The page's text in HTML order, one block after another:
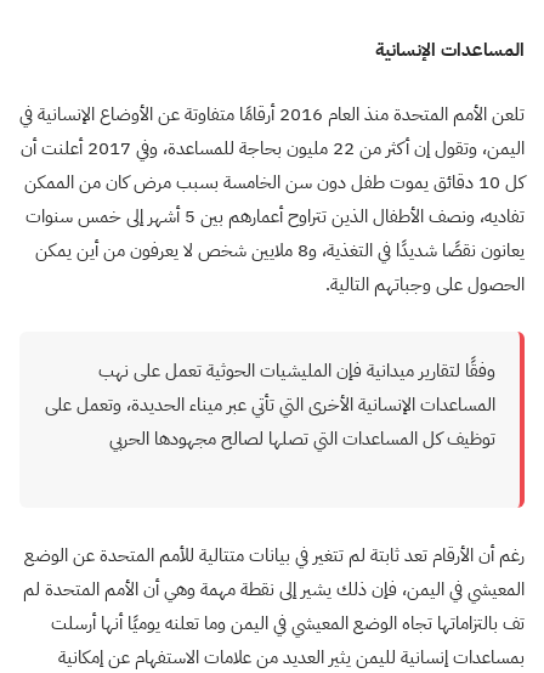
المساعدات الإنسانية
تلعن الأمم المتحدة منذ العام 2016 أرقامًا متفاوتة عن الأوضاع الإنسانية في
اليمن، وتقول إن أكثر من 22 مليون بحاجة للمساعدة، وفي 2017 أعلنت أن
كل 10 دقائق يموت طفل دون سن الخامسة بسبب مرض كان من الممكن
تفاديه، ونصف الأطفال الذين تتراوح أعمارهم بين 5 أشهر إلى خمس سنوات
يعانون نقصًا شديدًا في التغذية، و8 ملايين شخص لا يعرفون من أين يمكن
الحصول على وجباتهم التالية.
وفقًا لتقارير ميدانية فإن المليشيات الحوثية تعمل على نهب
المساعدات الإنسانية الأخرى التي تأتي عبر ميناء الحديدة، وتعمل على
توظيف كل المساعدات التي تصلها لصالح مجهودها الحربي
رغم أن الأرقام تعد ثابتة لم تتغير في بيانات متتالية للأمم المتحدة عن الوضع
المعيشي في اليمن، فإن ذلك يشير إلى نقطة مهمة وهي أن الأمم المتحدة لم
تف بالتزاماتها تجاه الوضع المعيشي في اليمن وما تعلنه يوميًا أنها أرسلت
بمساعدات إنسانية لليمن يثير العديد من علامات الاستفهام عن إمكانية